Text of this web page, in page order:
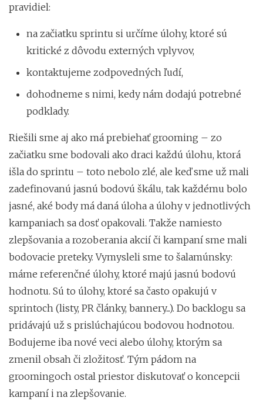
pravidiel:
na začiatku sprintu si určíme úlohy, ktoré sú
kritické z dôvodu externých vplyvov,
kontaktujeme zodpovedných ľudí,
dohodneme s nimi, kedy nám dodajú potrebné
podklady.
Riešili sme aj ako má prebiehať grooming – zo
začiatku sme bodovali ako draci každú úlohu, ktorá
išla do sprintu – toto nebolo zlé, ale keď sme už mali
zadefinovanú jasnú bodovú škálu, tak každému bolo
jasné, aké body má daná úloha a úlohy v jednotlivých
kampaniach sa dosť opakovali. Takže namiesto
zlepšovania a rozoberania akcií či kampaní sme mali
bodovacie preteky. Vymysleli sme to šalamúnsky:
máme referenčné úlohy, ktoré majú jasnú bodovú
hodnotu. Sú to úlohy, ktoré sa často opakujú v
sprintoch (listy, PR články, bannery...). Do backlogu sa
pridávajú už s prislúchajúcou bodovou hodnotou.
Bodujeme iba nové veci alebo úlohy, ktorým sa
zmenil obsah či zložitosť. Tým pádom na
groomingoch ostal priestor diskutovať o koncepcii
kampaní i na zlepšovanie.